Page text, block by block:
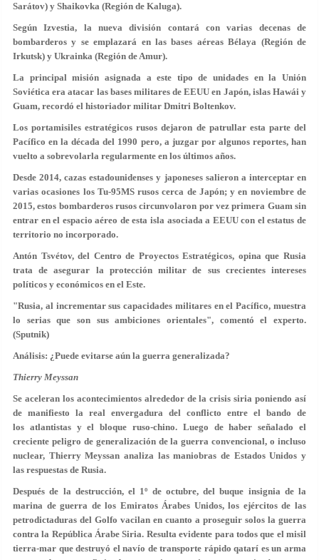
Sarátov) y Shaikovka (Región de Kaluga).
Según Izvestia, la nueva división contará con varias decenas de
bombarderos y se emplazará en las bases aéreas Bélaya (Región de
Irkutsk) y Ukrainka (Región de Amur).
La principal misión asignada a este tipo de unidades en la Unión
Soviética era atacar las bases militares de EEUU en Japón, islas Hawái y
Guam, recordó el historiador militar Dmitri Boltenkov.
Los portamisiles estratégicos rusos dejaron de patrullar esta parte del
Pacífico en la década del 1990 pero, a juzgar por algunos reportes, han
vuelto a sobrevolarla regularmente en los últimos años.
Desde 2014, cazas estadounidenses y japoneses salieron a interceptar en
varias ocasiones los Tu-95MS rusos cerca de Japón; y en noviembre de
2015, estos bombarderos rusos circunvolaron por vez primera Guam sin
entrar en el espacio aéreo de esta isla asociada a EEUU con el estatus de
territorio no incorporado.
Antón Tsvétov, del Centro de Proyectos Estratégicos, opina que Rusia
trata de asegurar la protección militar de sus crecientes intereses
políticos y económicos en el Este.
"Rusia, al incrementar sus capacidades militares en el Pacífico, muestra
lo serias que son sus ambiciones orientales", comentó el experto.
(Sputnik)
Análisis: ¿Puede evitarse aún la guerra generalizada?
Thierry Meyssan
Se aceleran los acontecimientos alrededor de la crisis siria poniendo así
de manifiesto la real envergadura del conflicto entre el bando de
los atlantistas y el bloque ruso-chino. Luego de haber señalado el
creciente peligro de generalización de la guerra convencional, o incluso
nuclear, Thierry Meyssan analiza las maniobras de Estados Unidos y
las respuestas de Rusia.
Después de la destrucción, el 1º de octubre, del buque insignia de la
marina de guerra de los Emiratos Árabes Unidos, los ejércitos de las
petrodictaduras del Golfo vacilan en cuanto a proseguir solos la guerra
contra la República Árabe Siria. Resulta evidente para todos que el misil
tierra-mar que destruyó el navío de transporte rápido qatarí es un arma